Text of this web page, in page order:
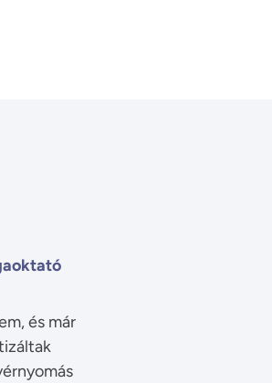
és már